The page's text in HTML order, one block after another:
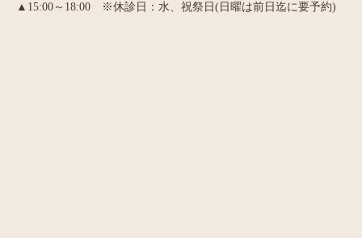
▲15:00～18:00 ※休診日：水、祝祭日(日曜は前日迄に要予約)